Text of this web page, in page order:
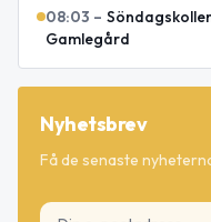
08:03 –
Gamlegård
Nyhetsbrev
Få de senaste